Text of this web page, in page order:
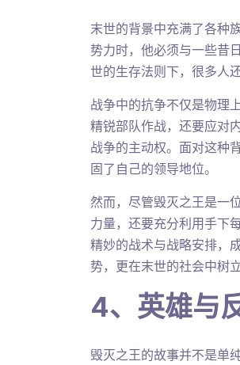
末世的背景中充满了各种
势力时，他必须与一些昔
世的生存法则下，很多人
战争中的抗争不仅是物理
精锐部队作战，还要应对
战争的主动权。面对这种
固了自己的领导地位。
然而，尽管毁灭之王是一
力量，还要充分利用手下
精妙的战术与战略安排，
势，更在末世的社会中树
4、英雄与
毁灭之王的故事并不是单